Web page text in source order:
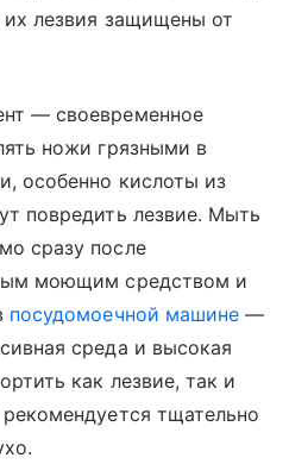
их лезвия защищены от
— своевременное
ножи грязными в
особенно кислоты из
повредить лезвие. Мыть
сразу после
моющим средством и
посудомоечной машине —
среда и высокая
как лезвие, так и
тщательно